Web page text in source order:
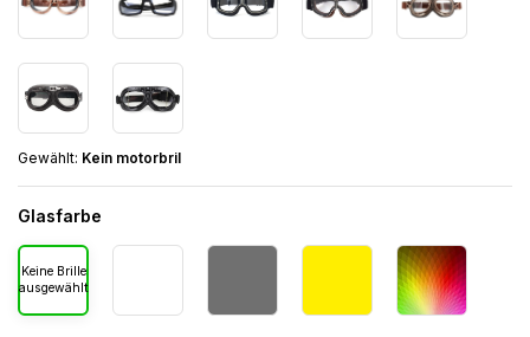
Gewählt: Kein motorbril
Glasfarbe
Keine Brille
ausgewählt